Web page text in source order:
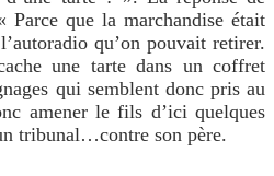
Parce que la marchandise était
qu’on pouvait retirer.
une tarte dans un coffret
qui semblent donc pris au
amener le fils d’ici quelques
tribunal…contre son père.